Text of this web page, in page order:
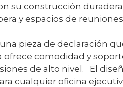
su construcción
y espacios de reuniones
pieza de declaración
ofrece comodidad y
de alto nivel. El
cualquier oficina